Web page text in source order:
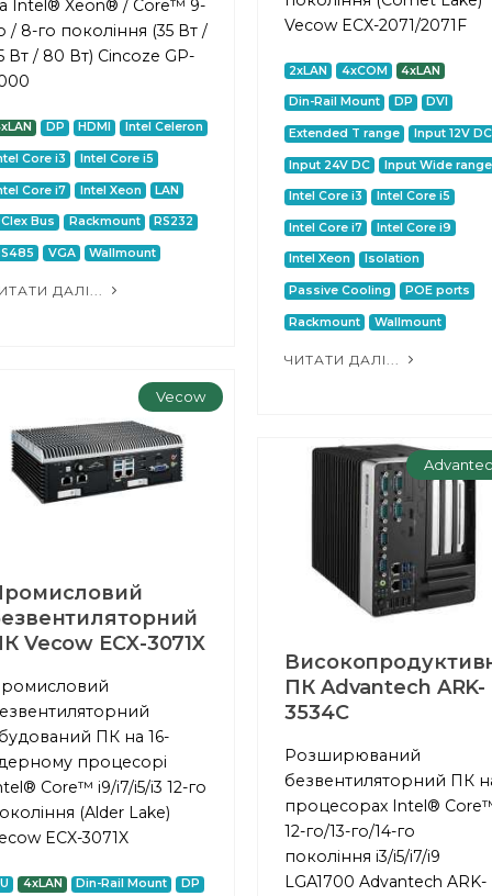
Vecow ECX-2071/2071F
2xLAN 4xCOM 4xLAN
Din-Rail Mount DP DVI
Extended T range Input 12V DC
Input 24V DC Input Wide range
Intel Core i3 Intel Core i5
Intel Core i7 Intel Core i9
Intel Xeon Isolation
Passive Cooling POE ports
Rackmount Wallmount
ЧИТАТИ ДАЛІ...
Intel® Xeon® / Core™ 9-
/ 8-го покоління (35 Вт /
Вт / 80 Вт) Cincoze GP-
DP HDMI Intel Celeron
Core i3 Intel Core i5
Core i7 Intel Xeon LAN
Bus Rackmount RS232
VGA Wallmount
ДАЛІ...
Vecow
Vecow ECX-3071X
ПК на 16-
процесорі
Core™ i9/i7/i5/i3 12-го
(Alder Lake)
ECX-3071X
4xLAN Din-Rail Mount DP
ПК Advantech ARK-
3534C
Розширюваний
безвентиляторний ПК
процесорах Intel®
12-го/13-го/14-го
покоління i3/i5/i7/i9
LGA1700 Advantech ARK-